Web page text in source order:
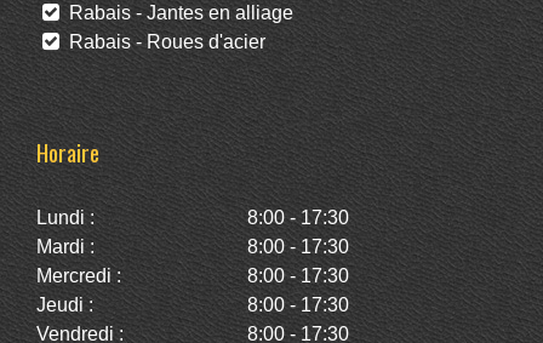
Rabais - Jantes en alliage
Rabais - Roues d'acier
Horaire
Lundi :
8:00 - 17:30
Mardi :
8:00 - 17:30
Mercredi :
8:00 - 17:30
Jeudi :
8:00 - 17:30
Vendredi :
8:00 - 17:30